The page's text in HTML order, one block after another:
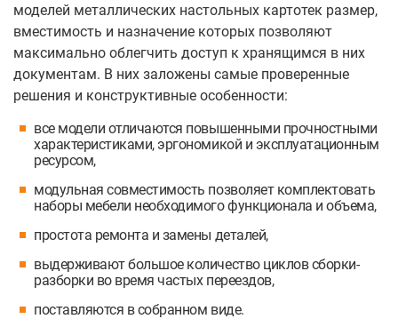
моделей металлических настольных картотек размер,
вместимость и назначение которых позволяют
максимально облегчить доступ к хранящимся в них
документам. В них заложены самые проверенные
решения и конструктивные особенности:
все модели отличаются повышенными прочностными
характеристиками, эргономикой и эксплуатационным
ресурсом,
модульная совместимость позволяет комплектовать
наборы мебели необходимого функционала и объема,
простота ремонта и замены деталей,
выдерживают большое количество циклов сборки-
разборки во время частых переездов,
поставляются в собранном виде.